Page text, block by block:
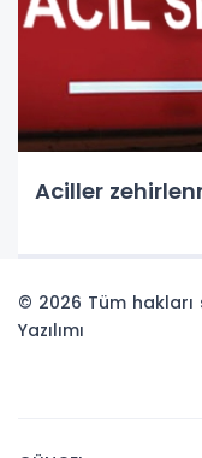
Aciller
© 2026 Tüm hakları
Yazılımı